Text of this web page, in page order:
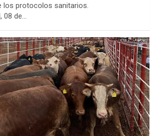
los protocolos sanitarios.
08 de…